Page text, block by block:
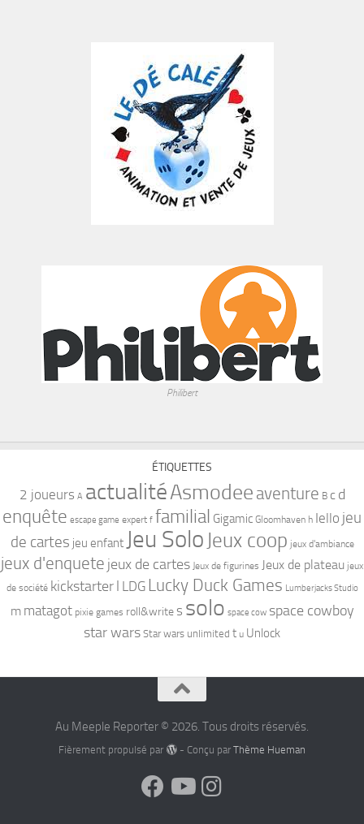
Philibert
ÉTIQUETTES
2 joueurs A actualitéAsmodee aventure B c d
enquête escape game expert f familial Gigamic Gloomhaven h Iello jeu
de cartes jeu enfant Jeu Solo Jeux coop jeux d'ambiance
jeux d'enquete jeux de cartes Jeux de figurines Jeux de plateau jeux
de société kickstarter l LDG Lucky Duck Games Lumberjacks Studio
m matagot pixie games roll&write s solo space cow space cowboy
star wars Star wars unlimited t u Unlock
Au Meeple Reporter © 2026. Tous droits réservés.
Fièrement propulsé par - Conçu par Thème Hueman